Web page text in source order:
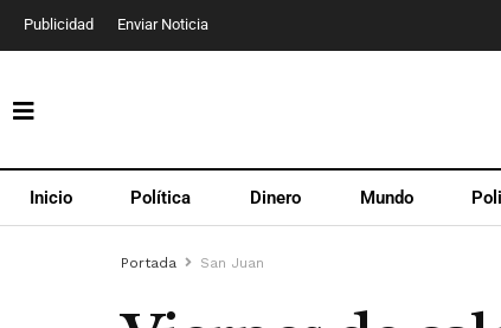
Publicidad Enviar Noticia
Inicio Política Dinero Mundo
Portada San Juan